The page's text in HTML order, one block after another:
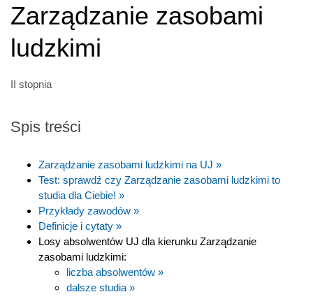
Zarządzanie zasobami
ludzkimi
II stopnia
Spis treści
Zarządzanie zasobami ludzkimi na UJ »
Test: sprawdź czy Zarządzanie zasobami ludzkimi to
studia dla Ciebie! »
Przykłady zawodów »
Definicje i cytaty »
Losy absolwentów UJ dla kierunku Zarządzanie
zasobami ludzkimi:
liczba absolwentów »
dalsze studia »